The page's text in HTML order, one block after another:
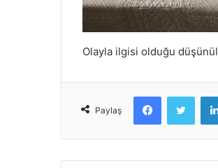
Olayla ilgisi olduğu
Paylaş
Facebook